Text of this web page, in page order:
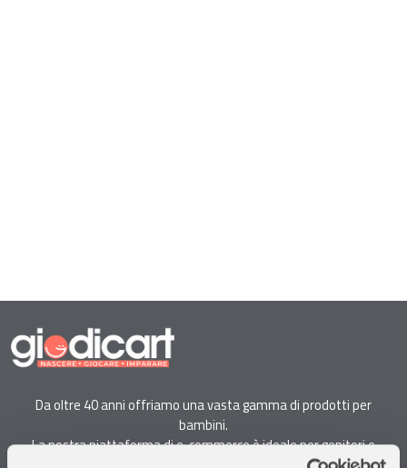
Da oltre 40 anni offriamo una vasta gamma di prodotti per
bambini.
La nostra piattaforma di e-commerce è ideale per genitori e